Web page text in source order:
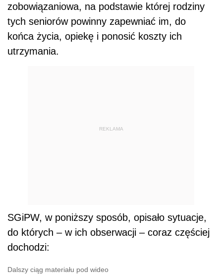
zobowiązaniowa, na podstawie której rodziny
tych seniorów powinny zapewniać im, do
końca życia, opiekę i ponosić koszty ich
utrzymania.
REKLAMA
SGiPW, w poniższy sposób, opisało sytuacje,
do których – w ich obserwacji – coraz częściej
dochodzi:
Dalszy ciąg materiału pod wideo